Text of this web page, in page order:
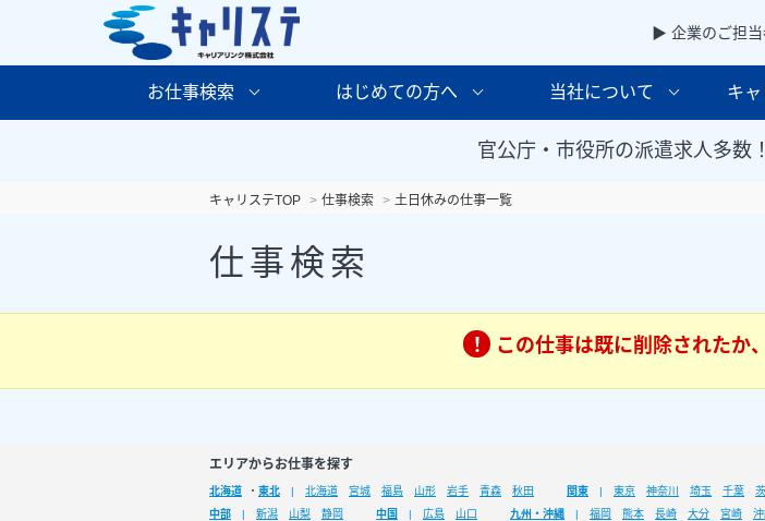
▶ 企業のご担当
お仕事検索 はじめての方へ 当社について キ
官公庁・市役所の派遣求人多数
キャリステTOP 仕事検索 土日休みの仕事一覧
仕事検索
この仕事は既に削除されたか
エリアからお仕事を探す
北海道 ・ 東北 北海道 宮城 福島 山形 岩手 青森 秋田 関東 東京 神奈川 埼玉 千葉
中部
新潟 山梨 静岡 中国 広島 山口 九州・沖縄 福岡 熊本 長崎 大分 宮崎